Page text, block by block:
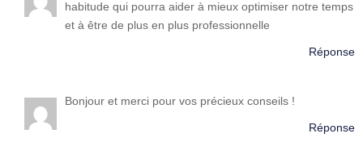
habitude qui pourra aider à mieux optimiser notre temps
et à être de plus en plus professionnelle
Réponse
Bonjour et merci pour vos précieux conseils !
Réponse